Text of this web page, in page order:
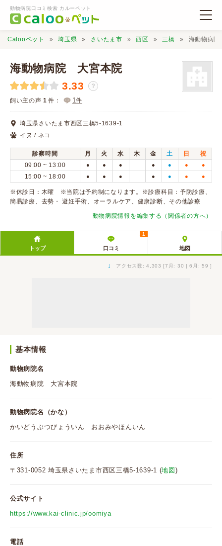
動物病院口コミ検索 カルーペット
動物病院検索
口コミ検索
Calooペットとは？
口コミ投稿
Calooペット 埼玉県 さいたま市 西区 三橋 海動物病
海動物病院 大宮本院
3.33 ？
飼い主の声 1 件： 1件
埼玉県さいたま市西区三橋5-1639-1
イヌ / ネコ
診察時間 月 火 水 木 金 土 日
祝
09:00 ~ 13:00
● ● ● ● ● ● ●
15:00 ~ 18:00 ● ● ● ● ● ● ●
※休診日：木曜 ※当院は予約制になります。※診療科目：予防診療、
簡易診療、去勢・ 避妊手術、オーラルケア、健康診断、その他診療
動物病院情報を編集する（関係者の方へ）
トップ 口コミ
1
地図
↓ アクセス数: 4,303 [7月: 30 | 6月: 59 ]
基本情報
動物病院名
海動物病院 大宮本院
動物病院名（かな）
かいどうぶつびょういん おおみやほんいん
住所
〒331-0052 埼玉県さいたま市西区三橋5-1639-1 (地図 )
公式サイト
https://www.kai-clinic.jp/oomiya
電話